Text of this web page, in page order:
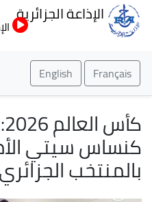
الإذاعة الجزائرية
Français
English
كنساس سيتي
بالمنتخب الجزائري